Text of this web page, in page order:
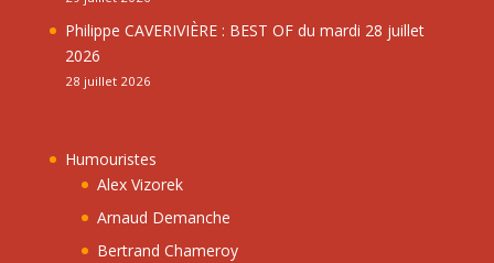
Philippe CAVERIVIÈRE : BEST OF du mardi 28 juillet
2026
28 juillet 2026
Humouristes
Alex Vizorek
Arnaud Demanche
Bertrand Chameroy